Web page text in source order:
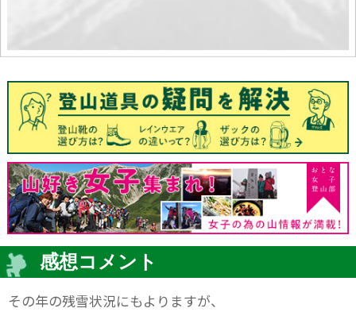
感想コメント
その年の残雪状況にもよりますが、